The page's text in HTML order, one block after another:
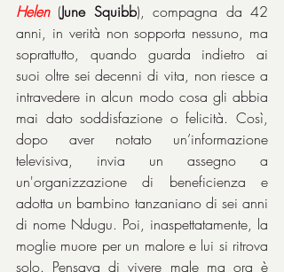
Helen (June Squibb), compagna da 42
anni, in verità non sopporta nessuno, ma
soprattutto, quando guarda indietro ai
suoi oltre sei decenni di vita, non riesce a
intravedere in alcun modo cosa gli abbia
mai dato soddisfazione o felicità. Così,
dopo aver notato un’informazione
televisiva, invia un assegno a
un'organizzazione di beneficienza e
adotta un bambino tanzaniano di sei anni
di nome Ndugu. Poi, inaspettatamente, la
moglie muore per un malore e lui si ritrova
solo. Pensava di vivere male ma ora è